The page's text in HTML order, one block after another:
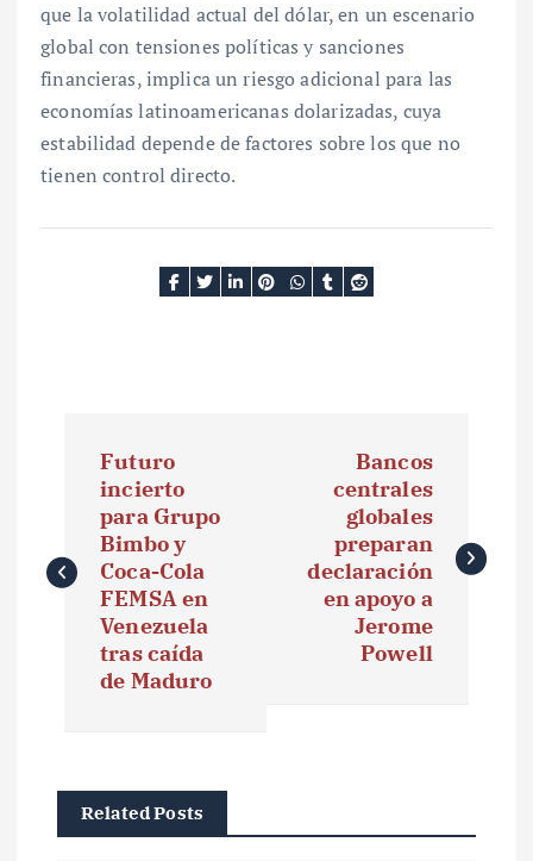
que la volatilidad actual del dólar, en un escenario
global con tensiones políticas y sanciones
financieras, implica un riesgo adicional para las
economías latinoamericanas dolarizadas, cuya
estabilidad depende de factores sobre los que no
tienen control directo.
e
Futuro
incierto
para Grupo
Bimbo y
Coca-Cola
FEMSA en
Venezuela
tras caída
de Maduro
Bancos
centrales
globales
preparan
declaración
en apoyo a
Jerome
Powell
Related Posts